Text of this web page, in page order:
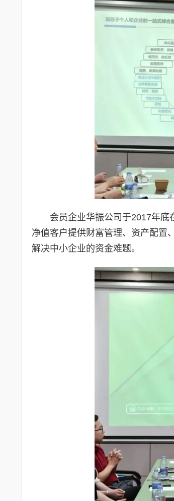
会员企业华振公司于2017年
净值客户提供财富管理、资产配置
解决中小企业的资金难题。